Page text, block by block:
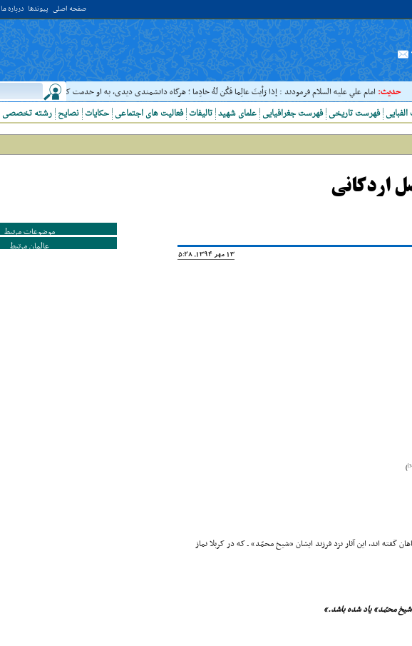
صفحه اصلی پیوندها درباره ما
حدیث:امام علي عليه السلام فرمودند : إذا رَأيتَ عالِما فَکُن لَهُ خادِما ؛ هرگاه دانشمندى ديدى، به او خدمت کن. ( غررالحکم ح ۴۰۴۴ )
رشته تخصصی نصایح حکایات فعالیت های اجتماعی تالیفات علمای شهید فهرست جغرافیایی فهرست تاریخی
اردکانی
13 مهر 1394, 15:28
)
گفته اند، این آثار نزد فرزند ایشان «شیخ محمّد» ـ که در کربلا نماز
محمّد» یاد شده باشد.»
موضوعات مرتبط
عالمان مرتبط